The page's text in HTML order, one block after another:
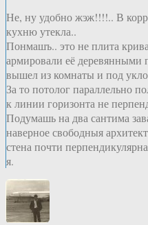
Не, ну удобно жэж!!!!.. В
кухню утекла..
Понмашъ.. это не плита
армировали её деревянными
вышел из комнаты и под
За то потолог параллельно
к линии горизонта не
Подумашь на два сантима
наверное свободныя
стена почти
я.